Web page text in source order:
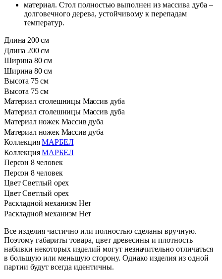
материал. Стол полностью выполнен из массива дуба –
долговечного дерева, устойчивому к перепадам
температур.
Длина 200 см
Длина 200 см
Ширина 80 см
Ширина 80 см
Высота 75 см
Высота 75 см
Материал столешницы Массив дуба
Материал столешницы Массив дуба
Материал ножек Массив дуба
Материал ножек Массив дуба
Коллекция МАРБЕЛ
Коллекция МАРБЕЛ
Персон 8 человек
Персон 8 человек
Цвет Светлый орех
Цвет Светлый орех
Раскладной механизм Нет
Раскладной механизм Нет
Все изделия частично или полностью сделаны вручную.
Поэтому габариты товара, цвет древесины и плотность
набивки некоторых изделий могут незначительно отличаться
в большую или меньшую сторону. Однако изделия из одной
партии будут всегда идентичны.